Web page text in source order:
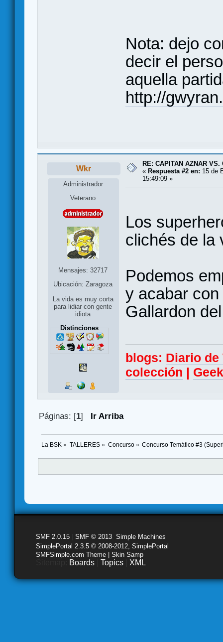
Nota: dejo
decir el
aquella
http://
Wkr
Administrador
Veterano
Mensajes: 32717
Ubicación: Zaragoza
La vida es muy corta
para lidiar con gente
idiota
Distinciones
RE: CAPITAN AZNAR VS.
« Respuesta #2 en: 15 de
15:49:09 »
Los
clichés de la
Podemos
y acabar
Gallardon
blogs: Diario
colección
Páginas: [1] Ir Arriba
La BSK » TALLERES» Concurso» Concurso Temático #3
SMF 2.0.15 SMF © 2013 Simple Machines
SimplePortal 2.3.5 © 2008-2012, SimplePortal
SMFSimple.com Theme | Skin Samp
Boards Topics XML